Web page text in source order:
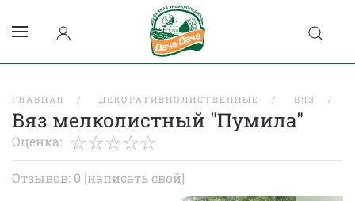
ГЛАВНАЯ ДЕКОРАТИВНОЛИСТВЕННЫЕ ВЯЗ
Вяз мелколистный "Пумила"
Оценка:
Отзывов: 0 [написать свой]